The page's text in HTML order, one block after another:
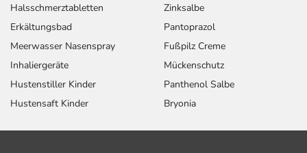
Halsschmerztabletten
Erkältungsbad
Meerwasser Nasenspray
Inhaliergeräte
Hustenstiller Kinder
Hustensaft Kinder
Zinksalbe
Pantoprazol
Fußpilz Creme
Mückenschutz
Panthenol Salbe
Bryonia